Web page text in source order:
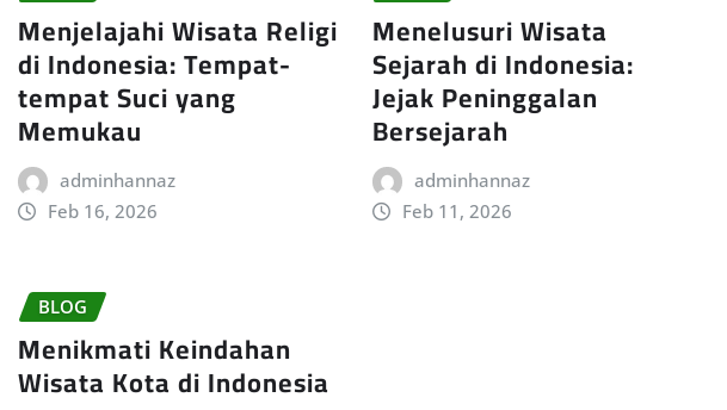
Menjelajahi Wisata Religi
di Indonesia: Tempat-
tempat Suci yang
Memukau
adminhannaz
Feb 16, 2026
Menelusuri Wisata
Sejarah di Indonesia:
Jejak Peninggalan
Bersejarah
adminhannaz
Feb 11, 2026
BLOG
Menikmati Keindahan
Wisata Kota di Indonesia